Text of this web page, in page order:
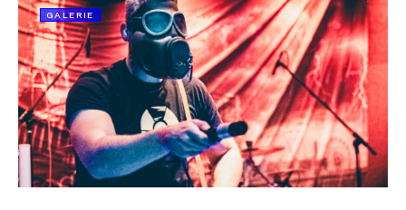
GALERIE